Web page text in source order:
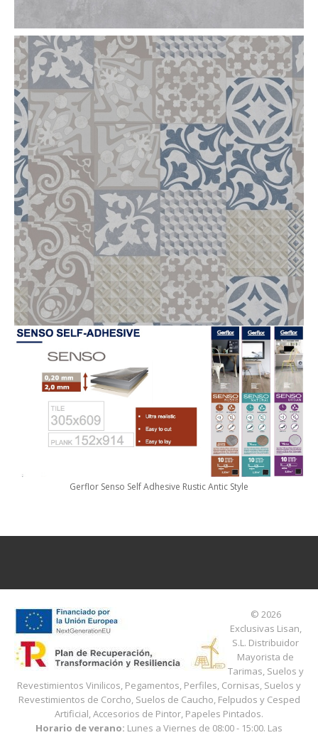
Gerflor Senso Self Adhesive Rustic Antic Style
© 2026
Exclusivas Lisan,
S.L. Distribuidor
Mayorista de
Tarimas, Suelos y
Revestimientos Vinilicos, Pegamentos, Perfiles, Cornisas, Suelos y
Revestimientos de Corcho, Suelos de Caucho, Felpudos y Cesped
Artificial, Accesorios de Pintor, Papeles Pintados.
Horario de verano: Lunes a Viernes de 08:00 - 15:00. Las